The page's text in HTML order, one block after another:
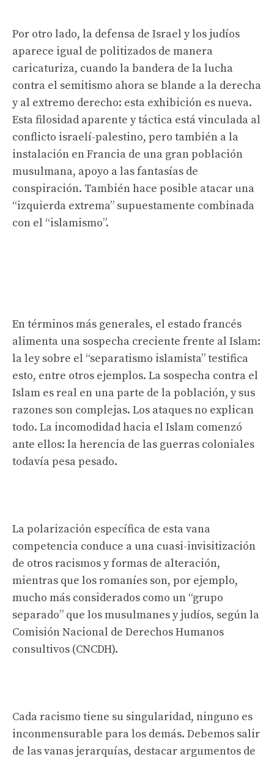
Por otro lado, la defensa de Israel y los judíos
aparece igual de politizados de manera
caricaturiza, cuando la bandera de la lucha
contra el semitismo ahora se blande a la derecha
y al extremo derecho: esta exhibición es nueva.
Esta filosidad aparente y táctica está vinculada al
conflicto israelí-palestino, pero también a la
instalación en Francia de una gran población
musulmana, apoyo a las fantasías de
conspiración. También hace posible atacar una
“izquierda extrema” supuestamente combinada
con el “islamismo”.
En términos más generales, el estado francés
alimenta una sospecha creciente frente al Islam:
la ley sobre el “separatismo islamista” testifica
esto, entre otros ejemplos. La sospecha contra el
Islam es real en una parte de la población, y sus
razones son complejas. Los ataques no explican
todo. La incomodidad hacia el Islam comenzó
ante ellos: la herencia de las guerras coloniales
todavía pesa pesado.
La polarización específica de esta vana
competencia conduce a una cuasi-invisitización
de otros racismos y formas de alteración,
mientras que los romaníes son, por ejemplo,
mucho más considerados como un “grupo
separado” que los musulmanes y judíos, según la
Comisión Nacional de Derechos Humanos
consultivos (CNCDH).
Cada racismo tiene su singularidad, ninguno es
inconmensurable para los demás. Debemos salir
de las vanas jerarquías, destacar argumentos de